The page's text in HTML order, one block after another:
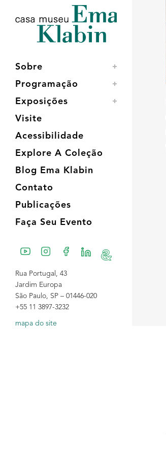
conteúdo
navegação
Sobre
Programação
Exposições
Visite
Acessibilidade
Explore A Coleção
Blog Ema Klabin
Contato
Publicações
Faça Seu Evento
Rua Portugal, 43
Jardim Europa
São Paulo, SP – 01446-020
+55 11 3897-3232
mapa do site